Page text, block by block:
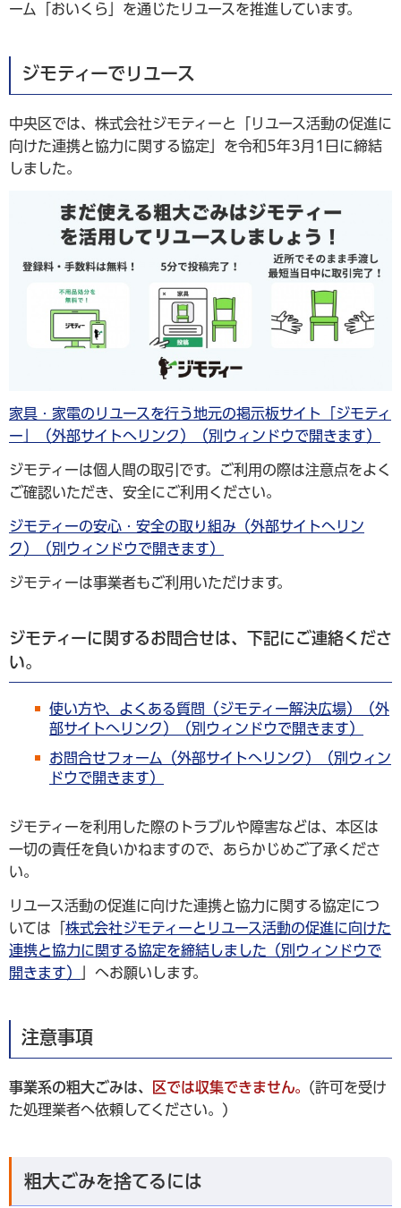
ーム「おいくら」を通じたリユースを推進しています。
ジモティーでリユース
中央区では、株式会社ジモティーと「リユース活動の促進に
向けた連携と協力に関する協定」を令和5年3月1日に締結
しました。
家具・家電のリユースを行う地元の掲示板サイト「ジモティ
ー」（外部サイトへリンク）（別ウィンドウで開きます）
ジモティーは個人間の取引です。ご利用の際は注意点をよく
ご確認いただき、安全にご利用ください。
ジモティーの安心・安全の取り組み（外部サイトへリン
ク）（別ウィンドウで開きます）
ジモティーは事業者もご利用いただけます。
ジモティーに関するお問合せは、下記にご連絡くださ
い。
使い方や、よくある質問（ジモティー解決広場）（外
部サイトへリンク）（別ウィンドウで開きます）
お問合せフォーム（外部サイトへリンク）（別ウィン
ドウで開きます）
ジモティーを利用した際のトラブルや障害などは、本区は
一切の責任を負いかねますので、あらかじめご了承くださ
い。
リユース活動の促進に向けた連携と協力に関する協定につ
いては「株式会社ジモティーとリユース活動の促進に向けた
連携と協力に関する協定を締結しました（別ウィンドウで
開きます）
」へお願いします。
注意事項
事業系の粗大ごみは、 区では収集できません。 (許可を受け
た処理業者へ依頼してください。)
粗大ごみを捨てるには